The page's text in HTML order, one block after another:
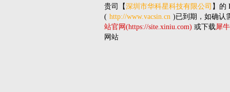
贵司 【深圳市华科星科技有限公司 】的
( http://www.vacsin.cn )已到期，如确认
站官网(https://site.xiniu.com) 或下载犀
网站